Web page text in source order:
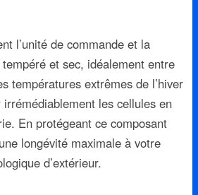
l’unité de commande et la
et sec, idéalement entre
températures extrêmes de l’hiver
les cellules en
En protégeant ce composant
longévité maximale à votre
d’extérieur.